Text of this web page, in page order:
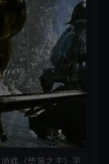
戏《堕落之主》至